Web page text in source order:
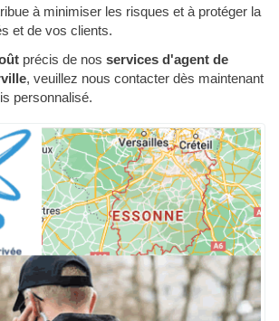
à minimiser les risques et à protéger la
et de vos clients.
précis de nos services d'agent de
, veuillez nous contacter dès maintenant
personnalisé.